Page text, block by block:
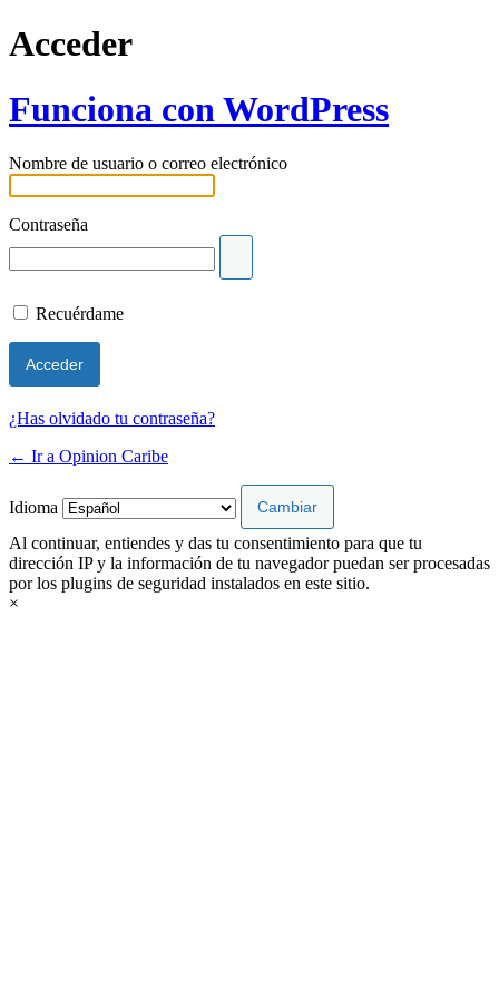
Acceder
Funciona con WordPress
Nombre de usuario o correo electrónico
Contraseña
Recuérdame
¿Has olvidado tu contraseña?
← Ir a Opinion Caribe
Idioma
Al continuar, entiendes y das tu consentimiento para que tu
dirección IP y la información de tu navegador puedan ser procesadas
por los plugins de seguridad instalados en este sitio.
×